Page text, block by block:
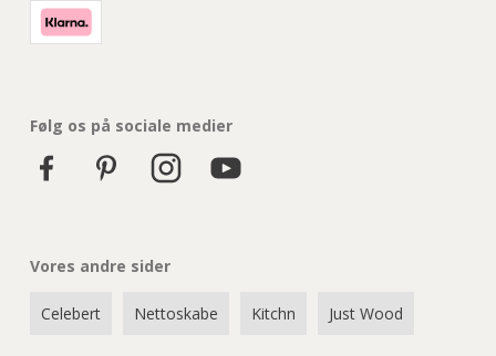
Følg os på sociale medier
Vores andre sider
Celebert Nettoskabe Kitchn Just Wood